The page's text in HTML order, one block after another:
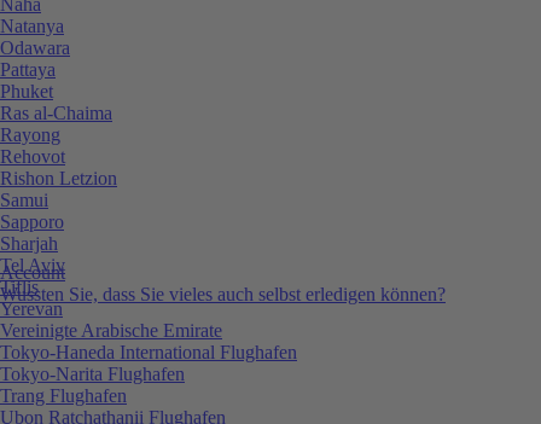
Account
Wussten Sie, dass Sie vieles auch selbst erledigen können?
Natanya
Odawara
Pattaya
Phuket
Ras al-Chaima
Rayong
Rehovot
Rishon Letzion
Samui
Sapporo
Sharjah
Tel Aviv
Tiflis
Yerevan
Vereinigte Arabische Emirate
Tokyo-Haneda International Flughafen
Tokyo-Narita Flughafen
Trang Flughafen
Ubon Ratchathanii Flughafen